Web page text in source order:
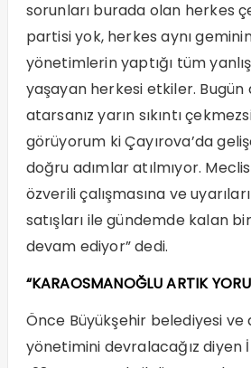
sorunları burada olan herkes
partisi yok, herkes aynı
yönetimlerin yaptığı tüm
yaşayan herkesi etkiler. Bugün
atarsanız yarın sıkıntı
görüyorum ki Çayırova’da
doğru adımlar atılmıyor.
özverili çalışmasına ve
satışları ile gündemde kalan
devam ediyor” dedi.
“KARAOSMANOĞLU ARTIK
Önce Büyükşehir belediyesi ve
yönetimini devralacağız diyen